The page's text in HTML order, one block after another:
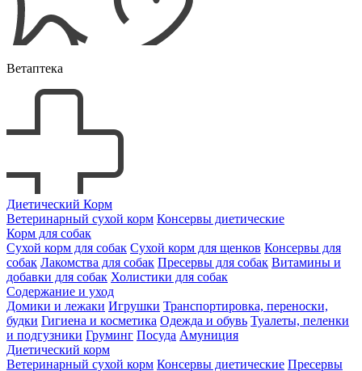
Ветаптека
Диетический Корм
Ветеринарный сухой корм Консервы диетические
Корм для собак
Сухой корм для собак Сухой корм для щенков Консервы для
собак Лакомства для собак Пресервы для собак Витамины и
добавки для собак Холистики для собак
Содержание и уход
Домики и лежаки Игрушки Транспортировка, переноски,
будки Гигиена и косметика Одежда и обувь Туалеты, пеленки
и подгузники Груминг Посуда Амуниция
Диетический корм
Ветеринарный сухой корм Консервы диетические Пресервы